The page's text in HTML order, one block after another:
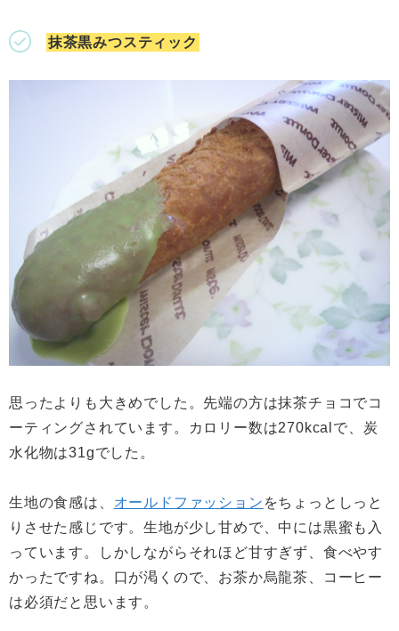
抹茶黒みつスティック
思ったよりも大きめでした。先端の方は抹茶チョコでコ
ーティングされています。カロリー数は270kcalで、炭
水化物は31gでした。
生地の食感は、 オールドファッション をちょっとしっと
りさせた感じです。生地が少し甘めで、中には黒蜜も入
っています。しかしながらそれほど甘すぎず、食べやす
かったですね。口が渇くので、お茶か烏龍茶、コーヒー
は必須だと思います。